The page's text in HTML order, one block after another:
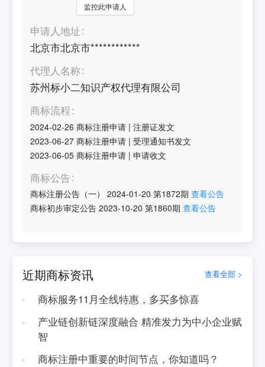
监控此申请人
申请人地址
北京市北京市************
代理人名称
苏州标小二知识产权代理有限公司
商标流程
2024-02-26 商标注册申请 |注册证发文
2023-06-27 商标注册申请 |受理通知书发文
2023-06-05 商标注册申请 |申请收文
商标公告
商标注册公告（一） 2024-01-20 第1872期 查看公告
商标初步审定公告 2023-10-20 第1860期 查看公告
近期商标资讯 查看全部 >
商标服务11月全线特惠，多买多惊喜
产业链创新链深度融合 精准发力为中小企业赋
智
商标注册中重要的时间节点，你知道吗？